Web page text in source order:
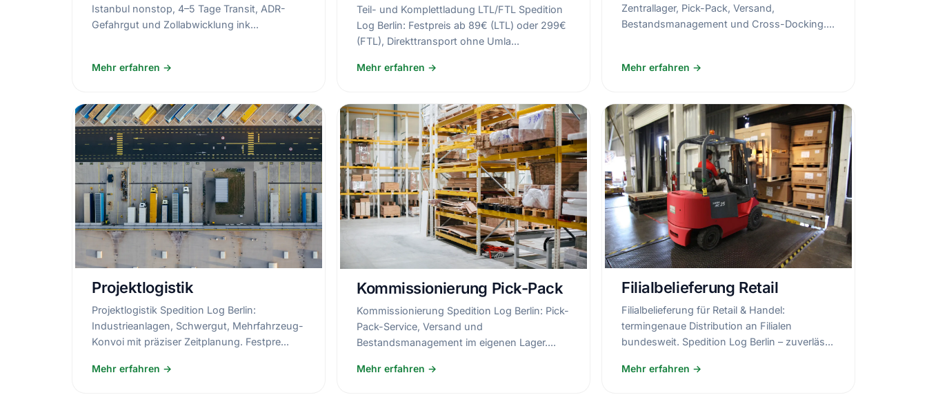
Istanbul nonstop, 4–5 Tage Transit, ADR-
Gefahrgut und Zollabwicklung ink...
Mehr erfahren →
Teil- und Komplettladung LTL/FTL Spedition
Log Berlin: Festpreis ab 89€ (LTL) oder 299€
(FTL), Direkttransport ohne Umla...
Mehr erfahren →
Zentrallager, Pick-Pack, Versand,
Bestandsmanagement und Cross-Docking....
Mehr erfahren →
Projektlogistik
Projektlogistik Spedition Log Berlin:
Industrieanlagen, Schwergut, Mehrfahrzeug-
Konvoi mit präziser Zeitplanung. Festpre...
Mehr erfahren →
Kommissionierung Pick-Pack
Kommissionierung Spedition Log Berlin: Pick-
Pack-Service, Versand und
Bestandsmanagement im eigenen Lager....
Mehr erfahren →
Filialbelieferung Retail
Filialbelieferung für Retail & Handel:
termingenaue Distribution an Filialen
bundesweit. Spedition Log Berlin – zuverläs...
Mehr erfahren →